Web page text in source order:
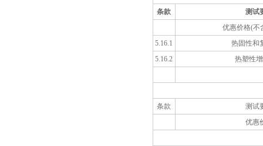
条款
测试
优惠价格(不
5.16.1
热固性和
5.16.2
热塑性
条款
测试
优惠